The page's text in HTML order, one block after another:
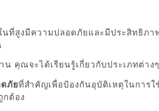
นที่สูงมีความปลอดภัยและมีประสิทธิภ
คุณจะได้เรียนรู้เกี่ยวกับประเภทต่าง
ภัยที่สำคัญเพื่อป้องกันอุบัติเหตุในการ
กต้อง